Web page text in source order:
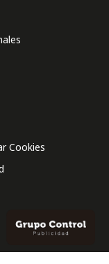
Cookies